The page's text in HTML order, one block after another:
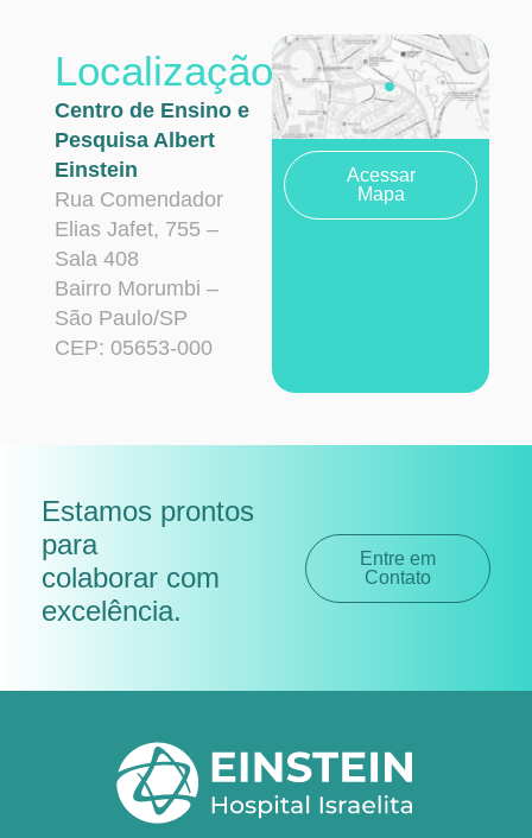
Localização
Centro de Ensino e
Pesquisa Albert
Einstein
Rua Comendador
Elias Jafet, 755 –
Sala 408
Bairro Morumbi –
São Paulo/SP
CEP: 05653-000
Acessar
Mapa
Estamos prontos
para
colaborar com
excelência.
Entre em
Contato